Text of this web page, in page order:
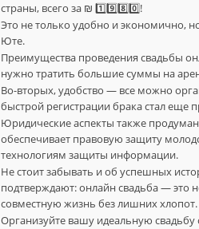
страны, всего за ₪ 1️⃣9️⃣8️⃣0️⃣!
Это не только удобно и экономично,
Юте.
Преимущества проведения свадьбы
нужно тратить большие суммы на
Во-вторых, удобство — все можно
быстрой регистрации брака стал еще
Юридические аспекты также
обеспечивает правовую защиту
технологиям защиты информации.
Не стоит забывать и об успешных
подтверждают: онлайн свадьба — это
совместную жизнь без лишних хлопот.
Организуйте вашу идеальную